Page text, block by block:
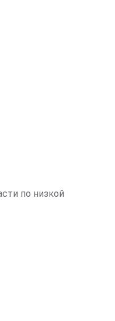
по низкой